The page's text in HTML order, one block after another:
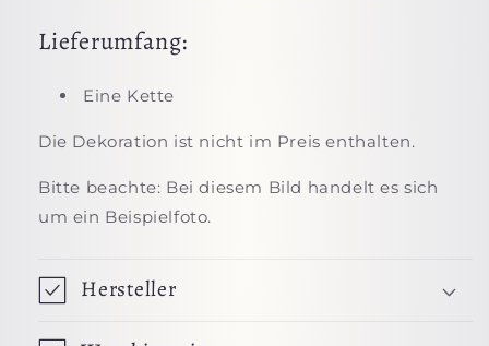
Lieferumfang:
Eine Kette
Die Dekoration ist nicht im Preis enthalten.
Bitte beachte: Bei diesem Bild handelt es sich
um ein Beispielfoto.
Hersteller